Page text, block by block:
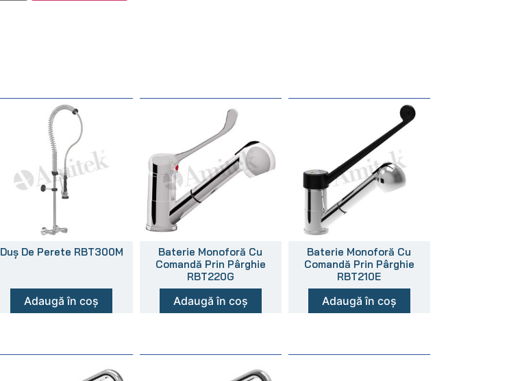
Duș De Perete RBT300M
Adaugă în coș
Baterie Monoforă Cu
Comandă Prin Pârghie
RBT220G
Adaugă în coș
Baterie Monoforă Cu
Comandă Prin Pârghie
RBT210E
Adaugă în coș